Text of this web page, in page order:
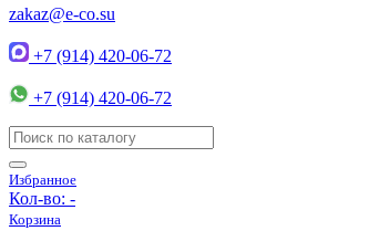
zakaz@e-co.su
+7 (914) 420-06-72
+7 (914) 420-06-72
Избранное
Кол-во: -
Корзина